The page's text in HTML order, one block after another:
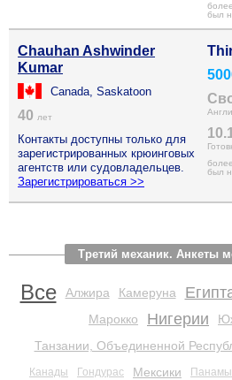
был
Chauhan Ashwinder
Kumar
Canada, Saskatoon
40 лет
Контакты доступны только для
зарегистрированных крюинговых
агентств или судовладельцев.
Зарегистрироваться >>
был
Третий механик. Анкеты
Все Алжира Камеруна
Марокко Нигерии
Танзании, Объединенной
Канады Гондурас Мексики Панамы